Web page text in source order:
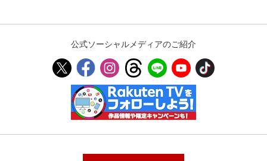
公式ソーシャルメディアのご紹介